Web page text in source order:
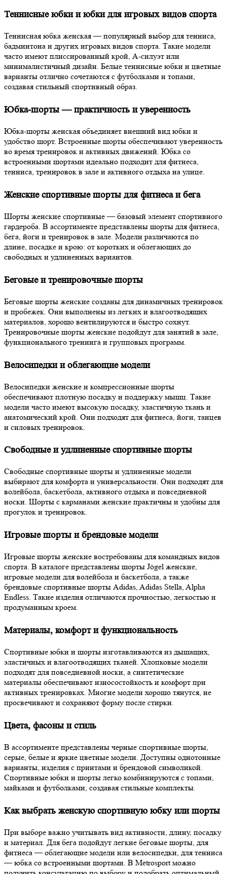
Теннисные юбки и юбки для игровых видов спорта
Теннисная юбка женская — популярный выбор для тенниса,
бадминтона и других игровых видов спорта. Такие модели
часто имеют плиссированный крой, А-силуэт или
минималистичный дизайн. Белые теннисные юбки и цветные
варианты отлично сочетаются с футболками и топами,
создавая стильный спортивный образ.
Юбка-шорты — практичность и уверенность
Юбка-шорты женская объединяет внешний вид юбки и
удобство шорт. Встроенные шорты обеспечивают уверенность
во время тренировок и активных движений. Юбка со
встроенными шортами идеально подходит для фитнеса,
тенниса, тренировок в зале и активного отдыха на улице.
Женские спортивные шорты для фитнеса и бега
Шорты женские спортивные — базовый элемент спортивного
гардероба. В ассортименте представлены шорты для фитнеса,
бега, йоги и тренировок в зале. Модели различаются по
длине, посадке и крою: от коротких и облегающих до
свободных и удлиненных вариантов.
Беговые и тренировочные шорты
Беговые шорты женские созданы для динамичных тренировок
и пробежек. Они выполнены из легких и влагоотводящих
материалов, хорошо вентилируются и быстро сохнут.
Тренировочные шорты женские подойдут для занятий в зале,
функционального тренинга и групповых программ.
Велосипедки и облегающие модели
Велосипедки женские и компрессионные шорты
обеспечивают плотную посадку и поддержку мышц. Такие
модели часто имеют высокую посадку, эластичную ткань и
анатомический крой. Они подходят для фитнеса, йоги, танцев
и силовых тренировок.
Свободные и удлиненные спортивные шорты
Свободные спортивные шорты и удлиненные модели
выбирают для комфорта и универсальности. Они подходят для
волейбола, баскетбола, активного отдыха и повседневной
носки. Шорты с карманами женские практичны и удобны для
прогулок и тренировок.
Игровые шорты и брендовые модели
Игровые шорты женские востребованы для командных видов
спорта. В каталоге представлены шорты Jögel женские,
игровые модели для волейбола и баскетбола, а также
брендовые спортивные шорты Adidas, Adidas Stella, Alpha
Endless. Такие изделия отличаются прочностью, легкостью и
продуманным кроем.
Материалы, комфорт и функциональность
Спортивные юбки и шорты изготавливаются из дышащих,
эластичных и влагоотводящих тканей. Хлопковые модели
подходят для повседневной носки, а синтетические
материалы обеспечивают износостойкость и комфорт при
активных тренировках. Многие модели хорошо тянутся, не
просвечивают и сохраняют форму после стирки.
Цвета, фасоны и стиль
В ассортименте представлены черные спортивные шорты,
серые, белые и яркие цветные модели. Доступны однотонные
варианты, изделия с принтами и брендовой символикой.
Спортивные юбки и шорты легко комбинируются с топами,
майками и футболками, создавая стильные комплекты.
Как выбрать женскую спортивную юбку или шорты
При выборе важно учитывать вид активности, длину, посадку
и материал. Для бега подойдут легкие беговые шорты, для
фитнеса — облегающие модели или велосипедки, для тенниса
— юбка со встроенными шортами. В Metrosport можно